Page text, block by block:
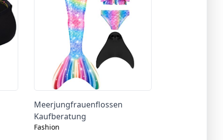
Meerjungfrauenflossen
Kaufberatung
Fashion